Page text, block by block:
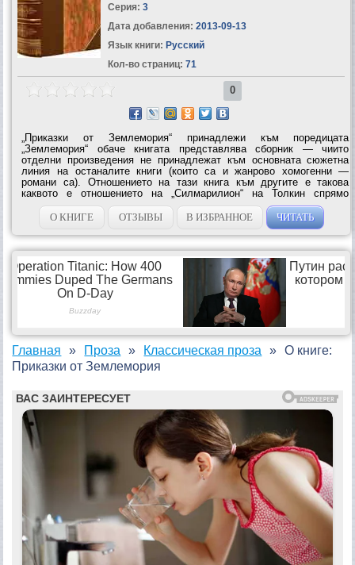
Серия: 3
Дата добавления: 2013-09-13
Язык книги: Русский
Кол-во страниц: 71
0
„Приказки от Землемория“ принадлежи към поредицата
„Землемория“ обаче книгата представлява сборник — чиито
отделни произведения не принадлежат към основната сюжетна
линия на останалите книги (които са и жанрово хомогенни —
романи са). Отношението на тази книга към другите е такова
каквото е отношението на „Силмарилион“ на Толкин спрямо
„Хобитът“ и „Властелинът на Пръстените“ — уплътняваща
картината на въображаемият...
О КНИГЕ ОТЗЫВЫ В ИЗБРАННОЕ ЧИТАТЬ
Главная Проза Классическая проза
О книге:
Приказки от Землемория